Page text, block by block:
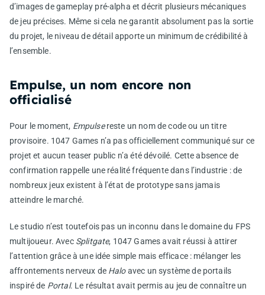
d’images de gameplay pré-alpha et décrit plusieurs mécaniques
de jeu précises. Même si cela ne garantit absolument pas la sortie
du projet, le niveau de détail apporte un minimum de crédibilité à
l’ensemble.
Empulse, un nom encore non
officialisé
Pour le moment, Empulsereste un nom de code ou un titre
provisoire. 1047 Games n’a pas officiellement communiqué sur ce
projet et aucun teaser public n’a été dévoilé. Cette absence de
confirmation rappelle une réalité fréquente dans l’industrie : de
nombreux jeux existent à l’état de prototype sans jamais
atteindre le marché.
Le studio n’est toutefois pas un inconnu dans le domaine du FPS
multijoueur. Avec Splitgate, 1047 Games avait réussi à attirer
l’attention grâce à une idée simple mais efficace : mélanger les
affrontements nerveux de Haloavec un système de portails
inspiré de Portal. Le résultat avait permis au jeu de connaître un